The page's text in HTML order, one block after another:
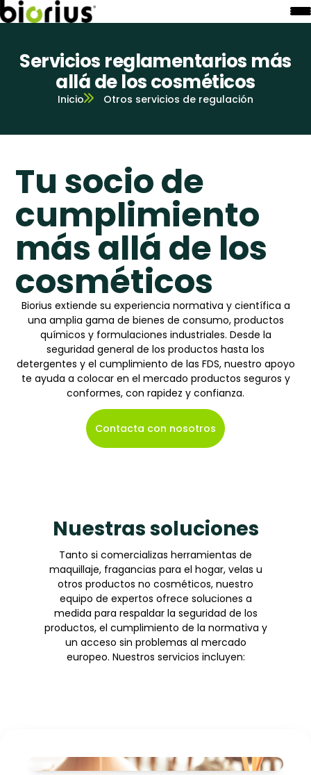
Servicios reglamentarios más
allá de los cosméticos
Inicio Otros servicios de regulación
Tu socio de
cumplimiento
más allá de los
cosméticos
Biorius extiende su experiencia normativa y científica a
una amplia gama de bienes de consumo, productos
químicos y formulaciones industriales. Desde la
seguridad general de los productos hasta los
detergentes y el cumplimiento de las FDS, nuestro apoyo
te ayuda a colocar en el mercado productos seguros y
conformes, con rapidez y confianza.
Contacta con nosotros
Nuestras soluciones
Tanto si comercializas herramientas de
maquillaje, fragancias para el hogar, velas u
otros productos no cosméticos, nuestro
equipo de expertos ofrece soluciones a
medida para respaldar la seguridad de los
productos, el cumplimiento de la normativa y
un acceso sin problemas al mercado
europeo. Nuestros servicios incluyen: